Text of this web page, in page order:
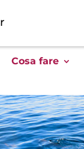
Cosa fare